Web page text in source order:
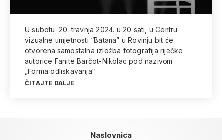
U subotu, 20. travnja 2024. u 20 sati, u Centru
vizualne umjetnosti “Batana” u Rovinju bit će
otvorena samostalna izložba fotografija riječke
autorice Fanite Barčot-Nikolac pod nazivom
„Forma odliskavanja“.
ČITAJTE DALJE
Naslovnica